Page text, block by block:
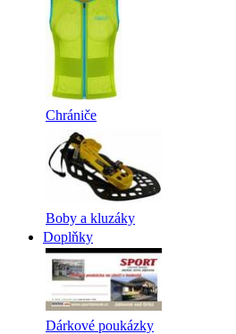
Chrániče
Boby a kluzáky
Doplňky
Dárkové poukázky